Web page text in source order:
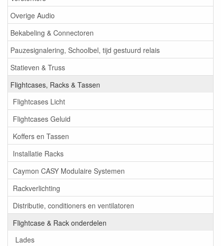
Overige Audio
Bekabeling & Connectoren
Pauzesignalering, Schoolbel, tijd gestuurd relais
Statieven & Truss
Flightcases, Racks & Tassen
Flightcases Licht
Flightcases Geluid
Koffers en Tassen
Installatie Racks
Caymon CASY Modulaire Systemen
Rackverlichting
Distributie, conditioners en ventilatoren
Flightcase & Rack onderdelen
Lades